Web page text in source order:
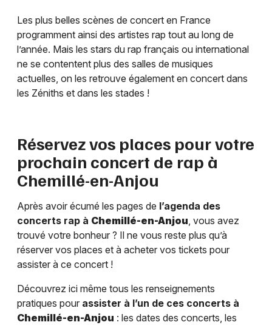
Les plus belles scènes de concert en France
programment ainsi des artistes rap tout au long de
l’année. Mais les stars du rap français ou international
ne se contentent plus des salles de musiques
actuelles, on les retrouve également en concert dans
les Zéniths et dans les stades !
Réservez vos places pour votre
prochain concert de rap à
Chemillé-en-Anjou
Après avoir écumé les pages de l’agenda des
concerts rap à Chemillé-en-Anjou, vous avez
trouvé votre bonheur ? Il ne vous reste plus qu’à
réserver vos places et à acheter vos tickets pour
assister à ce concert !
Découvrez ici même tous les renseignements
pratiques pour assister à l’un de ces concerts à
Chemillé-en-Anjou : les dates des concerts, les